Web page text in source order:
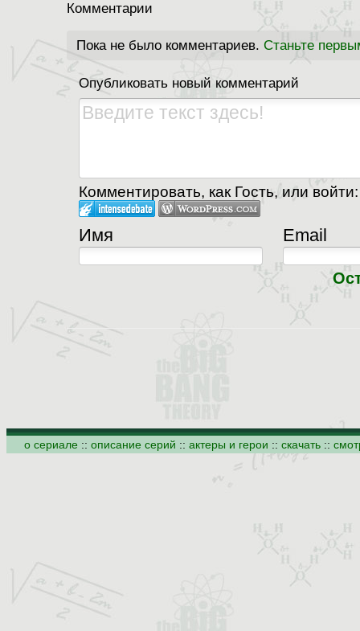
Комментарии
Пока не было комментариев. Станьте
Опубликовать новый комментарий
Комментировать, как Гость, или войти:
Имя Email
о сериале :: описание серий :: актеры и герои :: скачать ::